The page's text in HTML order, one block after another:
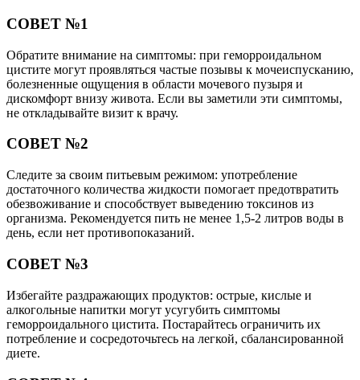
СОВЕТ №1
Обратите внимание на симптомы: при геморроидальном
цистите могут проявляться частые позывы к мочеиспусканию,
болезненные ощущения в области мочевого пузыря и
дискомфорт внизу живота. Если вы заметили эти симптомы,
не откладывайте визит к врачу.
СОВЕТ №2
Следите за своим питьевым режимом: употребление
достаточного количества жидкости помогает предотвратить
обезвоживание и способствует выведению токсинов из
организма. Рекомендуется пить не менее 1,5-2 литров воды в
день, если нет противопоказаний.
СОВЕТ №3
Избегайте раздражающих продуктов: острые, кислые и
алкогольные напитки могут усугубить симптомы
геморроидального цистита. Постарайтесь ограничить их
потребление и сосредоточьтесь на легкой, сбалансированной
диете.